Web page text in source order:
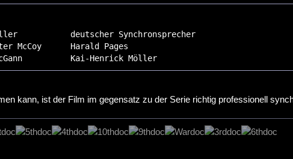
Kai-Henrick Möller
kann, ist der Film im gegensatz zu der Serie richtig professionell